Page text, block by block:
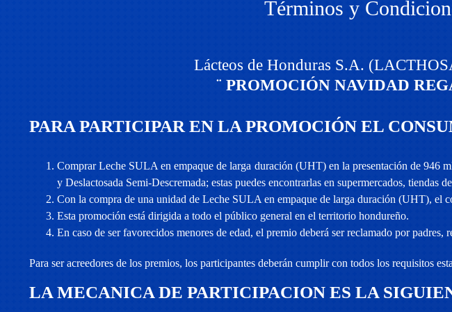
Términos y
Lácteos de Honduras S.A.
¨ PROMOCIÓN NAVIDAD
PARA PARTICIPAR EN LA PROMOCIÓN EL
Comprar Leche SULA en empaque de larga duración (UHT) en la presentación de 946
y Deslactosada Semi-Descremada; estas puedes encontrarlas en supermercados,
Con la compra de una unidad de Leche SULA en empaque de larga duración (UHT), el
Esta promoción está dirigida a todo el público general en el territorio hondureño.
En caso de ser favorecidos menores de edad, el premio deberá ser reclamado por padres,
Para ser acreedores de los premios, los participantes deberán cumplir con todos los requisitos
LA MECANICA DE PARTICIPACION ES LA